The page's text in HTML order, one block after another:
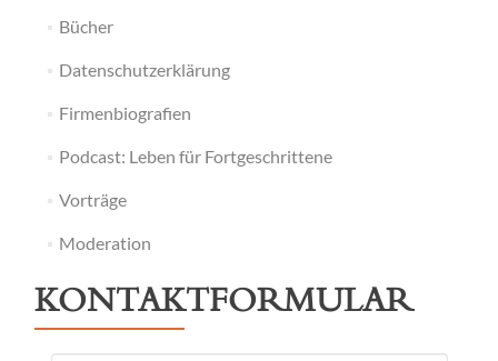
Bücher
Datenschutzerklärung
Firmenbiografien
Podcast: Leben für Fortgeschrittene
Vorträge
Moderation
KONTAKTFORMULAR